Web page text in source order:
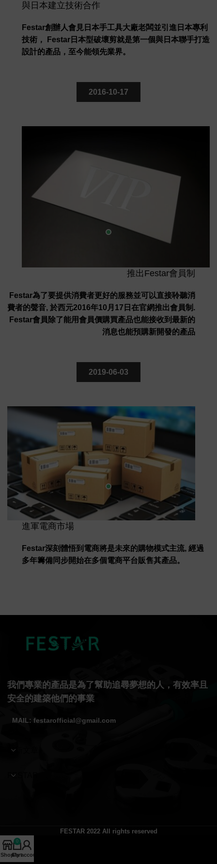
與日本建立技術合作
Festar創辦人會見日本手工具大廠老闆並引進日本專利
技術， Festar日本型破壞剪就是第一個與日本聯手打造
設計的產品，至今能領先業界。
2016-10-17
推出Festar會員制
Festar為了要提供消費者更好的服務並可以直接聆聽消
費者的聲音, 於西元2016年10月17日在官網推出會員制.
Festar會員除了能用會員價購買產品也能接收到最新的
消息也能預購新開發的產品
2019-06-03
進軍電商市場
Festar深刻體悟到電商將是未來的購物模式主流, 經過
多年籌備同步開始在多個電商平台販售其產品。
我們專業的產品是為了幫助追尋夢想的人，有效率且
安全的建築他們的事業
MAIL: festarofficial@gmail.com
最新文章
FESTAR
FESTAR 2022 All rights reserved
Shop
0
Cart
My account